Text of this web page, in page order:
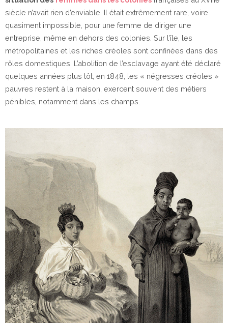
siècle n’avait rien d’enviable. Il était extrêmement rare, voire
quasiment impossible, pour une femme de diriger une
entreprise, même en dehors des colonies. Sur l’île, les
métropolitaines et les riches créoles sont confinées dans des
rôles domestiques. L’abolition de l’esclavage ayant été déclaré
quelques années plus tôt, en 1848, les « négresses créoles »
pauvres restent à la maison, exercent souvent des métiers
pénibles, notamment dans les champs.